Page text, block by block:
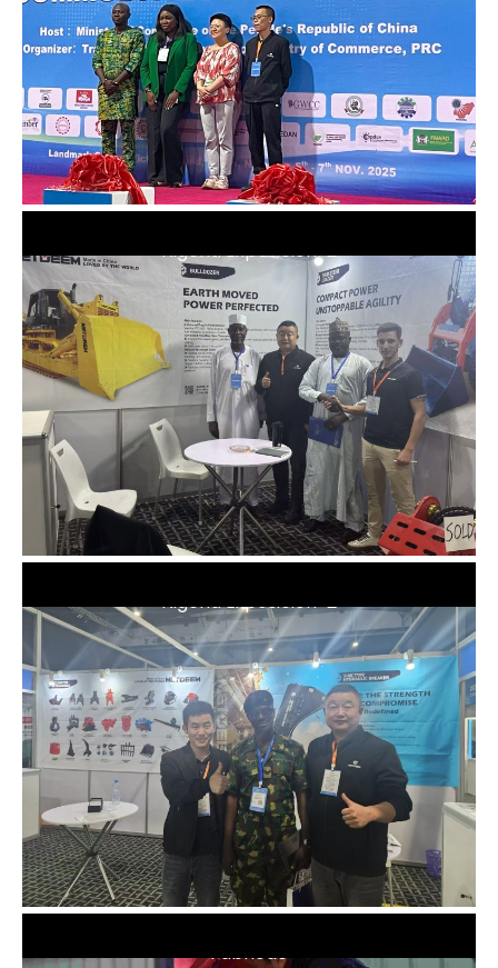
Fábrica6
Nigeria Exposición-2
Nigeria Exposición-2